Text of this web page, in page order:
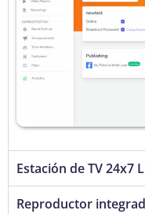
Estación de TV 24x7
Reproductor